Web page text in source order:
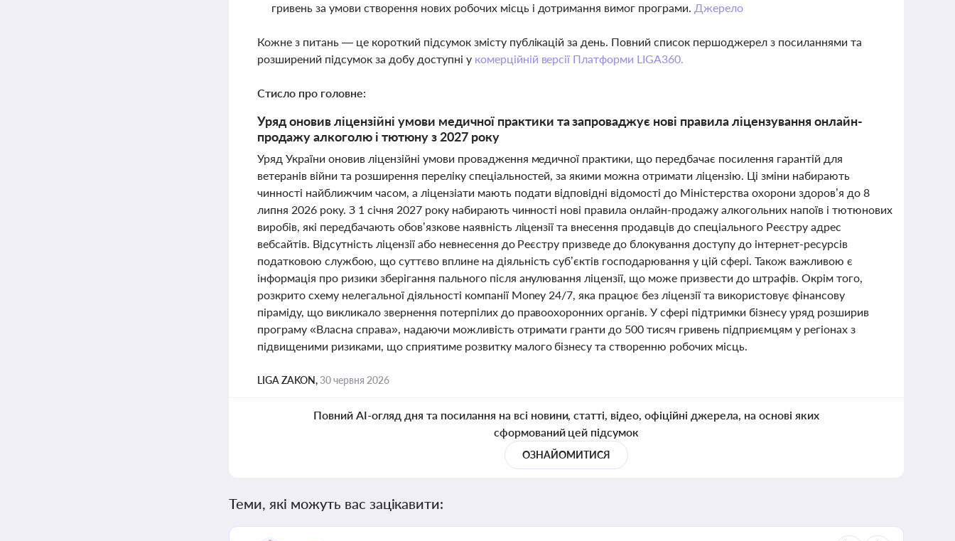
гривень за умови створення нових робочих місць і дотримання вимог програми. Джерело
Кожне з питань — це короткий підсумок змісту публікацій за день. Повний список першоджерел з посиланнями та
розширений підсумок за добу доступні у комерційній версії Платформи LIGA360.
Стисло про головне:
Уряд оновив ліцензійні умови медичної практики та запроваджує нові правила ліцензування онлайн-
продажу алкоголю і тютюну з 2027 року
Уряд України оновив ліцензійні умови провадження медичної практики, що передбачає посилення гарантій для
ветеранів війни та розширення переліку спеціальностей, за якими можна отримати ліцензію. Ці зміни набирають
чинності найближчим часом, а ліцензіати мають подати відповідні відомості до Міністерства охорони здоров’я до 8
липня 2026 року. З 1 січня 2027 року набирають чинності нові правила онлайн-продажу алкогольних напоїв і тютюнових
виробів, які передбачають обов’язкове наявність ліцензії та внесення продавців до спеціального Реєстру адрес
вебсайтів. Відсутність ліцензії або невнесення до Реєстру призведе до блокування доступу до інтернет-ресурсів
податковою службою, що суттєво вплине на діяльність суб’єктів господарювання у цій сфері. Також важливою є
інформація про ризики зберігання пального після анулювання ліцензії, що може призвести до штрафів. Окрім того,
розкрито схему нелегальної діяльності компанії Money 24/7, яка працює без ліцензії та використовує фінансову
піраміду, що викликало звернення потерпілих до правоохоронних органів. У сфері підтримки бізнесу уряд розширив
програму «Власна справа», надаючи можливість отримати гранти до 500 тисяч гривень підприємцям у регіонах з
підвищеними ризиками, що сприятиме розвитку малого бізнесу та створенню робочих місць.
LIGA ZAKON,30 червня 2026
Повний AI-огляд дня та посилання на всі новини, статті, відео, офіційні джерела, на основі яких
сформований цей підсумок
ОЗНАЙОМИТИСЯ
Теми, які можуть вас зацікавити: